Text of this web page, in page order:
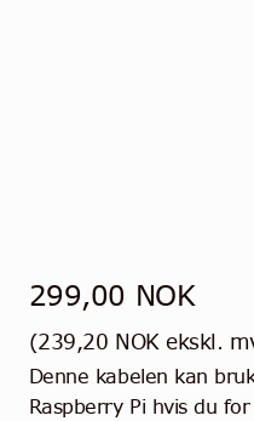
299,00 NOK
(239,20 NOKekskl.
Denne kabelen kan
Raspberry Pi hvis du